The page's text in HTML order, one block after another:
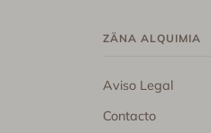
ZÄNA ALQUIMIA
Aviso Legal
Contacto